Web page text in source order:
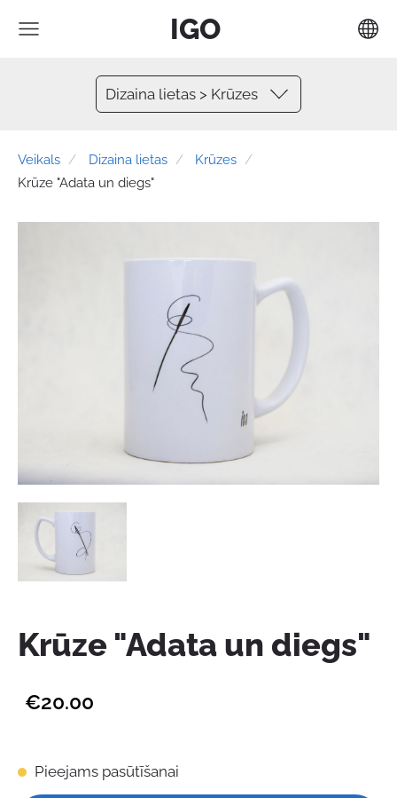
IGO
Dizaina lietas > Krūzes
Veikals Dizaina lietas
Krūzes
Krūze "Adata un diegs"
Krūze "Adata un diegs"
€20.00
Pieejams pasūtīšanai